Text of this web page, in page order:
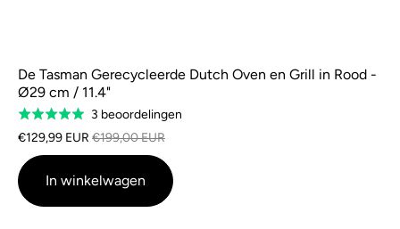
De Tasman Gerecycleerde Dutch Oven en Grill in Rood -
Ø29 cm / 11.4"
Gewaardeerd
5.0
van
5
3 beoordelingenGebaseerd
€129,99 EUR €199,00 EUR
In winkelwagen